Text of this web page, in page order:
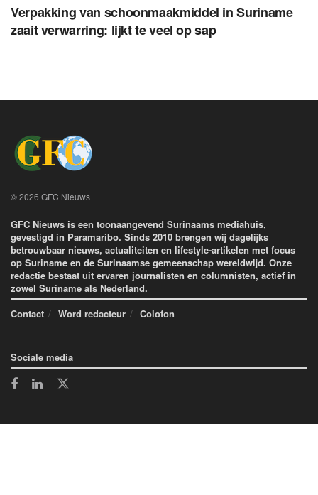
Verpakking van schoonmaakmiddel in Suriname
zaait verwarring: lijkt te veel op sap
© 2026 GFC Nieuws
GFC Nieuws is een toonaangevend Surinaams mediahuis,
gevestigd in Paramaribo. Sinds 2010 brengen wij dagelijks
betrouwbaar nieuws, actualiteiten en lifestyle-artikelen met focus
op Suriname en de Surinaamse gemeenschap wereldwijd. Onze
redactie bestaat uit ervaren journalisten en columnisten, actief in
zowel Suriname als Nederland.
Contact
Word redacteur Colofon
Sociale media